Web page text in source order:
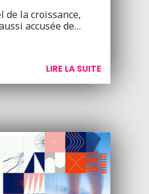
de la croissance,
accusée de…
LIRE LA SUITE